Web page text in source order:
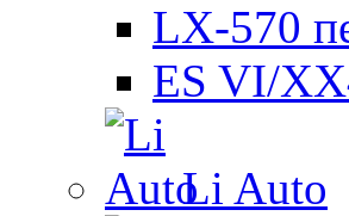
LX-570
ES VI/
Li Auto